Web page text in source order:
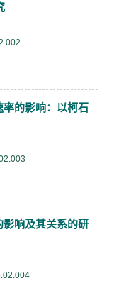
的影响：以柯石
响及其关系的研